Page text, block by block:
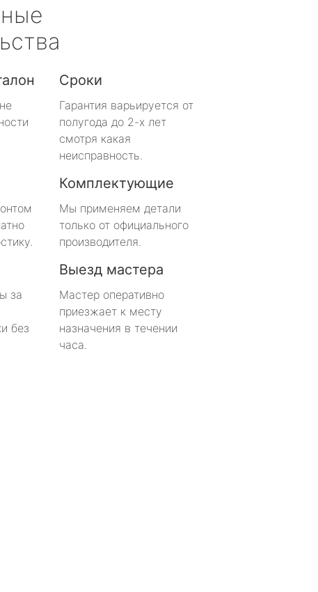
Сроки
Гарантия варьируется от
полугода до 2-х лет
смотря какая
неисправность.
Комплектующие
Мы применяем детали
только от официального
производителя.
за
без
Выезд мастера
Мастер оперативно
приезжает к месту
назначения в течении
часа.